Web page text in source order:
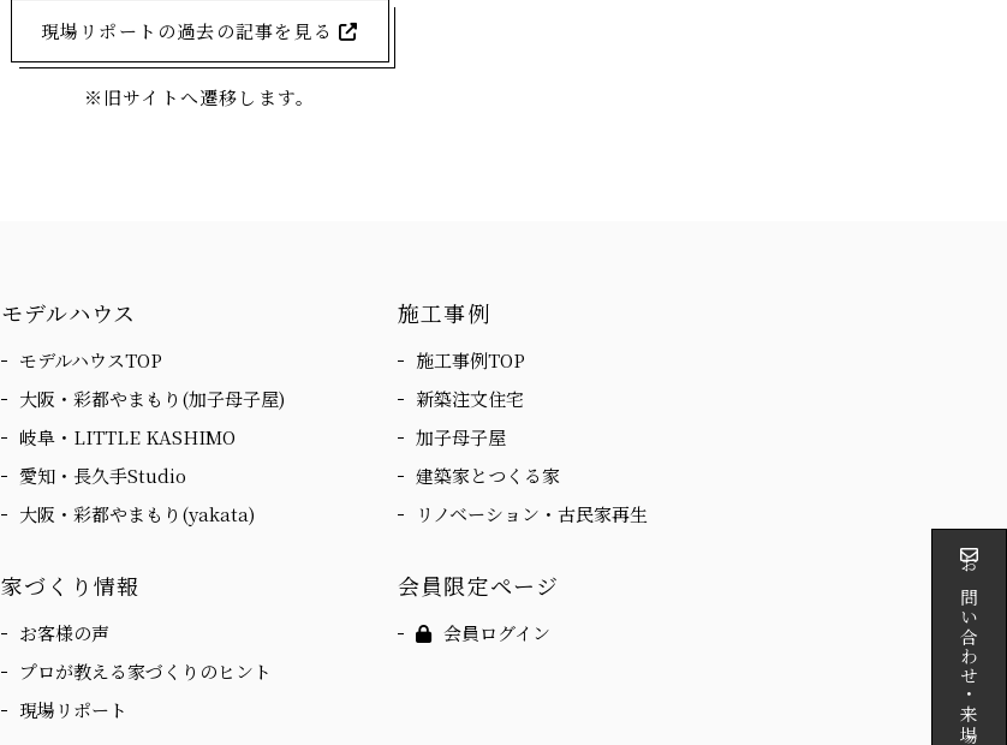
現場リポートの過去の記事を見る
※旧サイトへ遷移します。
モデルハウス
モデルハウスTOP
大阪・彩都やまもり(加子母子屋)
岐阜・LITTLE KASHIMO
愛知・長久手Studio
大阪・彩都やまもり(yakata)
施工事例
施工事例TOP
新築注文住宅
加子母子屋
建築家とつくる家
リノベーション・古民家再生
家づくり情報
お客様の声
プロが教える家づくりのヒント
現場リポート
会員限定ページ
会員ログイン お問い合わせ・来場予約